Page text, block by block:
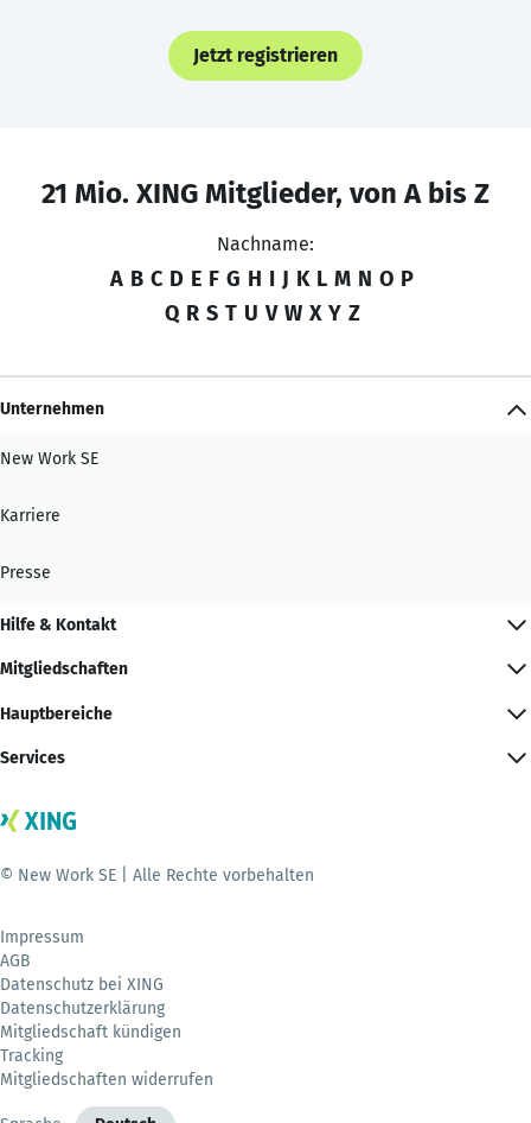
Jetzt registrieren
21 Mio. XING Mitglieder, von A bis Z
Nachname:
A B C D E F G H I J K L M N O P
Q R S T U V W X Y Z
Unternehmen
New Work SE
Karriere
Presse
Hilfe & Kontakt
Mitgliedschaften
Hauptbereiche
Services
© New Work SE | Alle Rechte vorbehalten
Impressum
AGB
Datenschutz bei XING
Datenschutzerklärung
Mitgliedschaft kündigen
Tracking
Mitgliedschaften widerrufen